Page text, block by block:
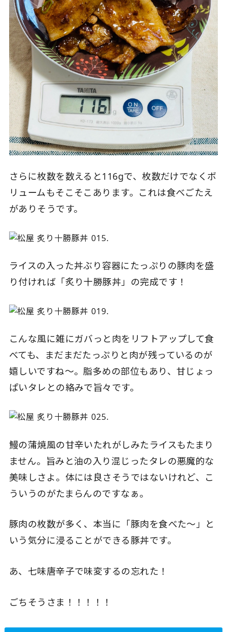
さらに枚数を数えると116gで、枚数だけでなくボ
リュームもそこそこあります。これは食べごたえ
がありそうです。
ライスの入った丼ぶり容器にたっぷりの豚肉を盛
り付ければ「炙り十勝豚丼」の完成です！
こんな風に雑にガバっと肉をリフトアップして食
べても、まだまだたっぷりと肉が残っているのが
嬉しいですね〜。脂多めの部位もあり、甘じょっ
ぱいタレとの絡みで旨々です。
鰻の蒲焼風の甘辛いたれがしみたライスもたまり
ません。旨みと油の入り混じったタレの悪魔的な
美味しさよ。体には良さそうではないけれど、こ
ういうのがたまらんのですなぁ。
豚肉の枚数が多く、本当に「豚肉を食べた〜」と
いう気分に浸ることができる豚丼です。
あ、七味唐辛子で味変するの忘れた！
ごちそうさま！！！！！